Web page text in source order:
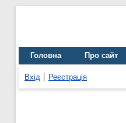
Головна Про сайт
Вхід Реєстрація